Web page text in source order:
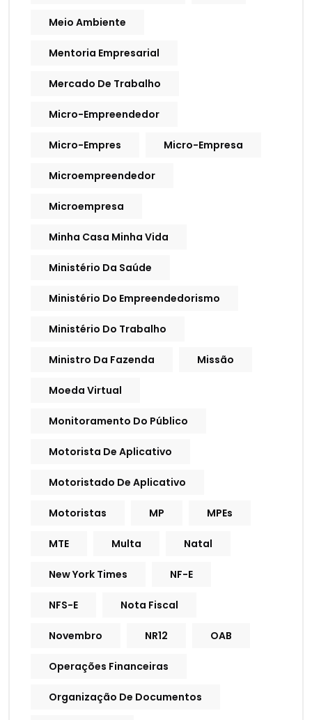
Meio Ambiente
Mentoria Empresarial
Mercado De Trabalho
Micro-Empreendedor
Micro-Empres Micro-Empresa
Microempreendedor
Microempresa
Minha Casa Minha Vida
Ministério Da Saúde
Ministério Do Empreendedorismo
Ministério Do Trabalho
Ministro Da Fazenda Missão
Moeda Virtual
Monitoramento Do Público
Motorista De Aplicativo
Motoristado De Aplicativo
Motoristas MP MPEs
MTE Multa Natal
New York Times NF-E
NFS-E Nota Fiscal
Novembro NR12 OAB
Operações Financeiras
Organização De Documentos